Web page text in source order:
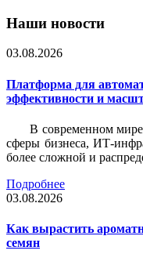
Наши новости
03.08.2026
Платформа для
эффективности и
В современном
сферы бизнеса, ИТ-
более сложной и
Подробнее
03.08.2026
Как вырастить
семян